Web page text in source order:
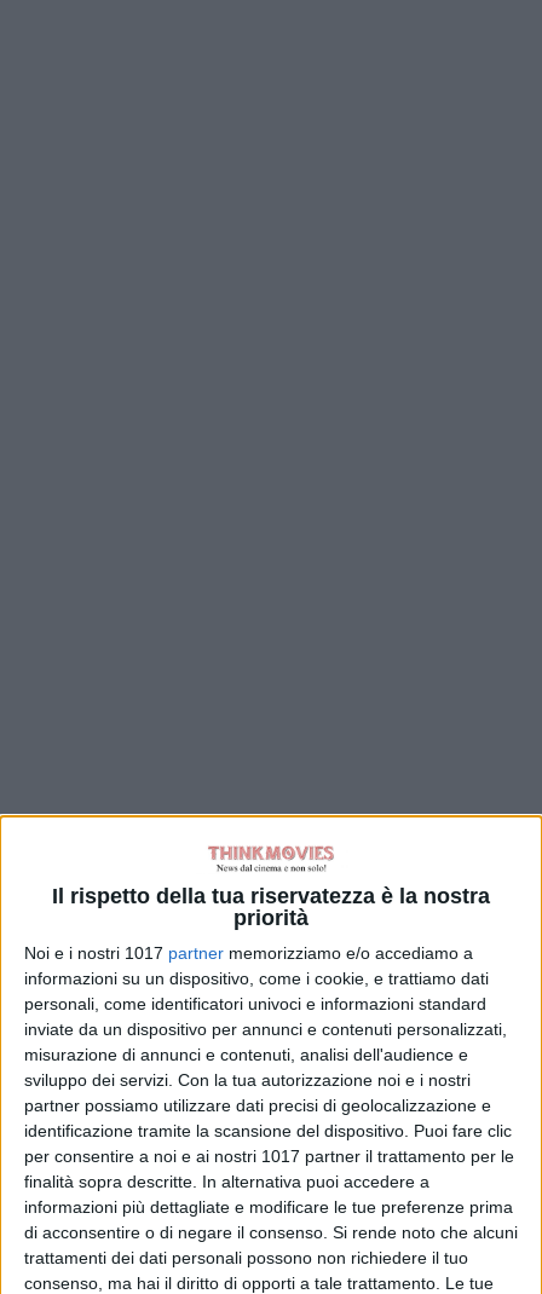
Il rispetto della tua riservatezza è la nostra
priorità
Noi e i nostri 1017 partner memorizziamo e/o accediamo a
informazioni su un dispositivo, come i cookie, e trattiamo dati
personali, come identificatori univoci e informazioni standard
inviate da un dispositivo per annunci e contenuti personalizzati,
misurazione di annunci e contenuti, analisi dell'audience e
sviluppo dei servizi. Con la tua autorizzazione noi e i nostri
partner possiamo utilizzare dati precisi di geolocalizzazione e
identificazione tramite la scansione del dispositivo. Puoi fare clic
per consentire a noi e ai nostri 1017 partner il trattamento per le
finalità sopra descritte. In alternativa puoi accedere a
informazioni più dettagliate e modificare le tue preferenze prima
di acconsentire o di negare il consenso. Si rende noto che alcuni
trattamenti dei dati personali possono non richiedere il tuo
consenso, ma hai il diritto di opporti a tale trattamento. Le tue